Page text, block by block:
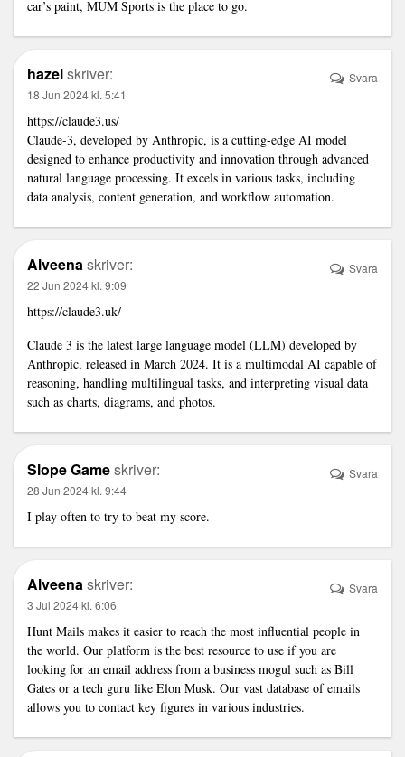
car’s paint, MUM Sports is the place to go.
hazelskriver:
18 Jun 2024 kl. 5:41
https://claude3.us/
Claude-3, developed by Anthropic, is a cutting-edge AI model
designed to enhance productivity and innovation through advanced
natural language processing. It excels in various tasks, including
data analysis, content generation, and workflow automation.
Svara
Alveenaskriver:
22 Jun 2024 kl. 9:09
https://claude3.uk/
Claude 3 is the latest large language model (LLM) developed by
Anthropic, released in March 2024. It is a multimodal AI capable of
reasoning, handling multilingual tasks, and interpreting visual data
such as charts, diagrams, and photos.
Svara
Slope Gameskriver:
28 Jun 2024 kl. 9:44
I play often to try to beat my score.
Svara
Alveenaskriver:
3 Jul 2024 kl. 6:06
Hunt Mails makes it easier to reach the most influential people in
the world. Our platform is the best resource to use if you are
looking for an email address from a business mogul such as Bill
Gates or a tech guru like Elon Musk. Our vast database of emails
allows you to contact key figures in various industries.
Svara